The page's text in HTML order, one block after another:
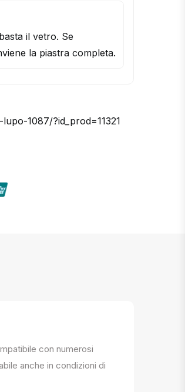
il vetro. Se
la piastra completa.
1087/?id_prod=11321
con numerosi
anche in condizioni di